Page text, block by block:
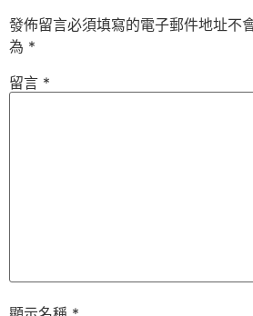
發佈留言必須填寫的電子郵件地址不
為 *
留言 *